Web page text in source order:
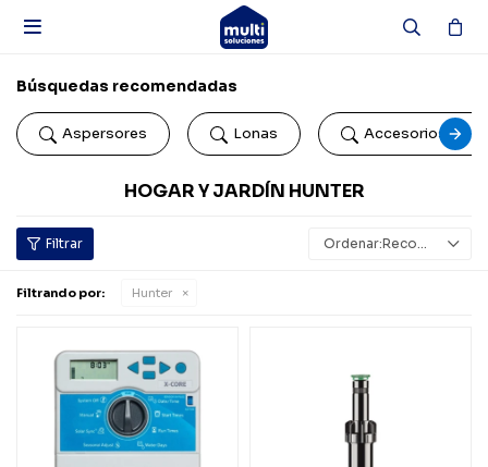

Búsquedas recomendadas
Aspersores Lonas Accesorios de
HOGAR Y JARDÍN HUNTER
Recomendados
Filtrando por: Hunter